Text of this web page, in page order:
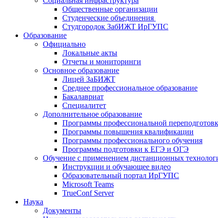
Общественные организации
Студенческие объединения
Студгородок ЗабИЖТ ИрГУПС
Образование
Официально
Локальные акты
Отчеты и мониторинги
Основное образование
Лицей ЗаБИЖТ
Среднее профессиональное образование
Бакалавриат
Специалитет
Дополнительное образование
Программы профессиональной
Программы повышения квалификации
Программы профессионального обучения
Программы подготовки к ЕГЭ и ОГЭ
Обучение с применением дистанционных
Инструкции и обучающее видео
Образовательный портал ИрГУПС
Microsoft Teams
TrueConf Server
Наука
Документы